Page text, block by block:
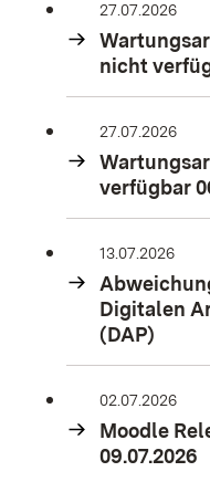
27.07.2026
nicht
27.07.2026
verfügbar
13.07.2026
Digitalen
(DAP)
02.07.2026
Moodle
09.07.2026